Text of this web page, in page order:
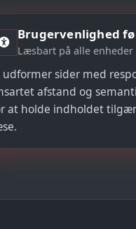
Brugervenlighed
Læsbart på alle enheder
udformer sider med
afstand og
at holde indholdet